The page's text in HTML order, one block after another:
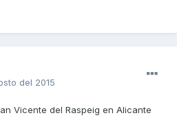
del 2015
Vicente del Raspeig en Alicante